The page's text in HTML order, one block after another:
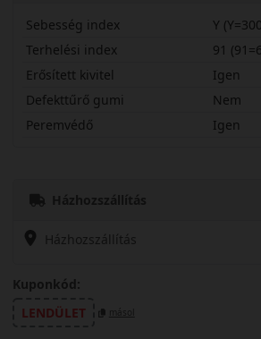
Sebesség index
Y
Terhelési index
91
Erősített kivitel
Igen
Defekttűrő gumi
Nem
Peremvédő
Igen
Házhozszállítás
Házhozszállítás
Kuponkód:
LENDÜLET
másol